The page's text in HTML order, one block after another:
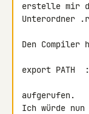
erstelle mir
Unterordner
Den Compiler
export PATH
aufgerufen.
Ich würde